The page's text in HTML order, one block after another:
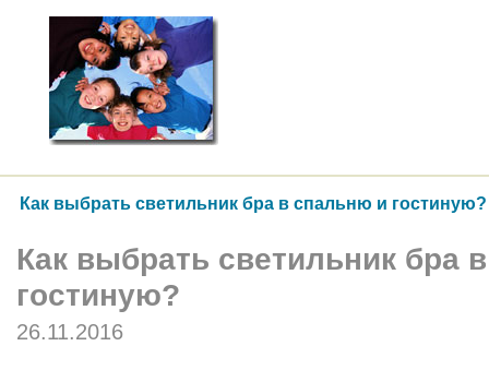
Как выбрать светильник бра в спальню и гостиную?
Как выбрать светильник бра
гостиную?
26.11.2016